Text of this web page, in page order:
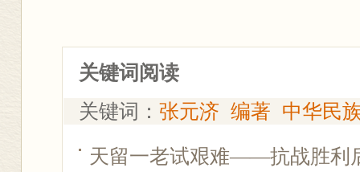
关键词阅读
关键词： 张元济 编著 中华民
天留一老试艰难——抗战胜利